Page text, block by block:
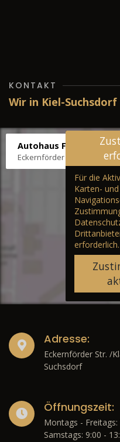
KONTAKT
Wir in Kiel-Suchsdorf
Autohaus Fräter
Eckernförder Str. /
Für die
Karten- und
erforderlich.
Adresse:
Eckernförder Str. /
Suchsdorf
Öffnungszeit:
Montags - Freitags:
Samstags: 9:00 -